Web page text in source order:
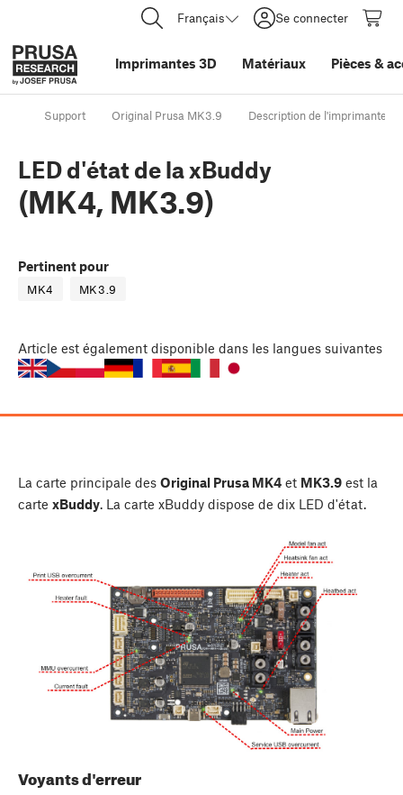
Français Se connecter
Imprimantes 3D Matériaux Pièces &
Support Original Prusa MK3.9 Description de l'imprimante
LED d'état de la xBuddy
(MK4, MK3.9)
Pertinent pour
MK4 MK3.9
Article est également disponible dans les langues suivantes
La carte principale des Original Prusa MK4 et MK3.9 est la
carte xBuddy. La carte xBuddy dispose de dix LED d'état.
Voyants d'erreur